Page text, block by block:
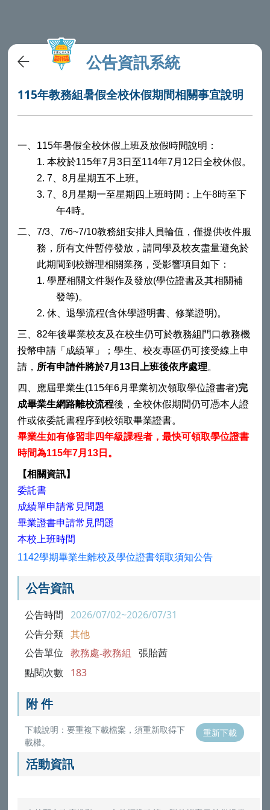
公告資訊系統
115年教務組暑假全校休假期間相關事宜說明
一、 115年暑假全校休假上班及放假時間說明：
1.本校於115年7月3日至114年7月 12 日全校休假。
2. 7 、8月星期五不上班。
3. 7 、8月星期一至星期四上班時間：上午8時至下
午4時。
二、7/3 、7/6~7/10教務組安排人員輪值，僅提供收件服
務，所有文件暫停發放，請同學及校友盡量避免於
此期間到校辦理相關業務，受影響項目如下：
1.學歷相關文件製作及發放(學位證書及其相關補
發等)。
2.休、退學流程(含休學證明書、修業證明)。
三、82年後畢業校友及在校生仍可於教務組門口教務機
投幣申請「成績單」；學生、校友專區仍可接受線上申
請， 所有申請件將於7月 13 日上班後依序處理。
四、應屆畢業生(115年6月畢業初次領取學位證書者)完
成畢業生網路離校流程後，全校休假期間仍可憑本人證
件或依委託書程序到校領取畢業證書。
畢業生如有修習非四年級課程者，最快可領取學位證書
時間為115年7月 13 日。
【相關資訊】
委託書
成績單申請常 見問題
畢業證書申請常 見問題
本校上班時間
1142學期畢業生離校及學位證書領取須知公告
公告資訊
公告時間 2026/07/02~2026/07/31
公告分類 其他
公告單位 教務處-教務組 張貽茜
點閱次數 183
附 件
下載說明：要重複下載檔案，須重新取得下
載權。
重新下載
活動資訊